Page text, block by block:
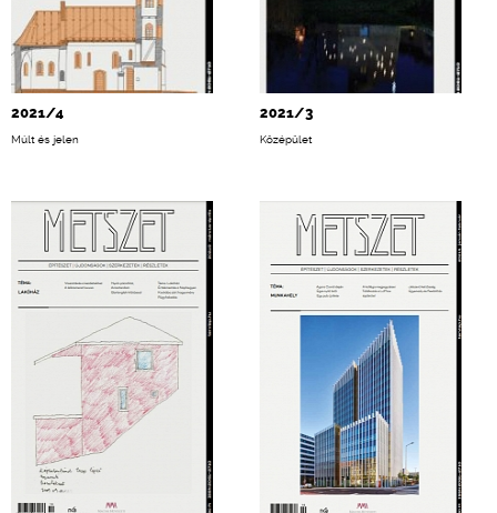
2021/4
Múlt és jelen
2021/3
Középület